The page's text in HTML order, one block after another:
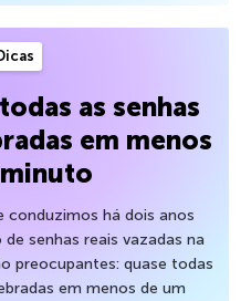
as senhas
em menos
conduzimos há dois anos
senhas reais vazadas na
preocupantes: quase todas
em menos de um